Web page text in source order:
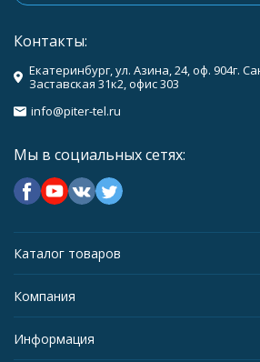
Контакты:
Екатеринбург, ул. Азина, 24, оф. 904г.
Заставская 31к2, офис 303
info@piter-tel.ru
Мы в социальных сетях:
Каталог товаров
Компания
Информация